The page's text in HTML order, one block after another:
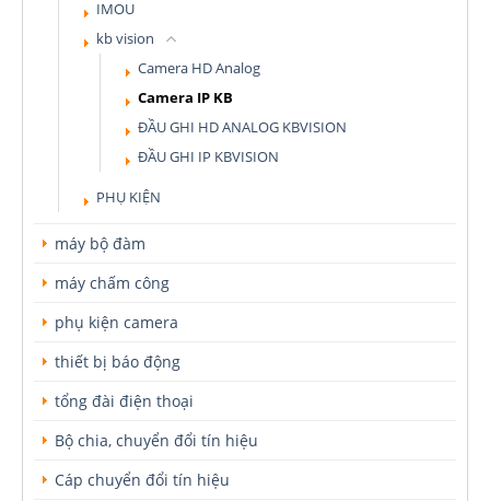
IMOU
kb vision
Camera HD Analog
Camera IP KB
ĐẦU GHI HD ANALOG KBVISION
ĐẦU GHI IP KBVISION
PHỤ KIỆN
máy bộ đàm
máy chấm công
phụ kiện camera
thiết bị báo động
tổng đài điện thoại
Bộ chia, chuyển đổi tín hiệu
Cáp chuyển đổi tín hiệu